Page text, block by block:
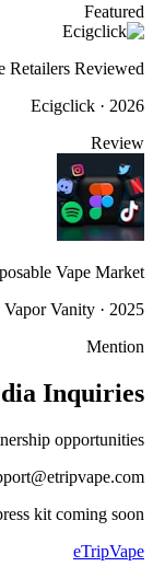
Featured
Retailers Reviewed
Ecigclick · 2026
Review
Vape Market
Vapor Vanity · 2025
Mention
Inquiries
opportunities:
kit coming soon.
eTripVape